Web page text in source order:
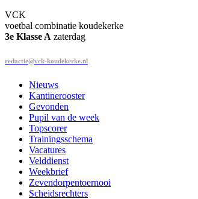
VCK
voetbal combinatie koudekerke
3e Klasse A zaterdag
redactie@vck-koudekerke.nl
Nieuws
Kantinerooster
Gevonden
Pupil van de week
Topscorer
Trainingsschema
Vacatures
Velddienst
Weekbrief
Zevendorpentoernooi
Scheidsrechters